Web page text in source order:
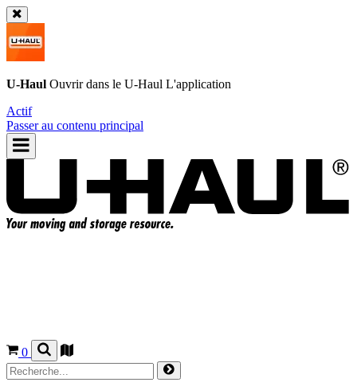
U-Haul Ouvrir dans le U-Haul L'application
Actif
Passer au contenu principal
0